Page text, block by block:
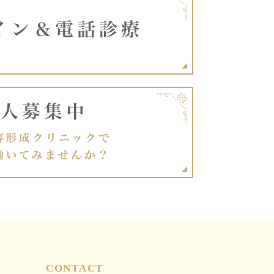
CONTACT